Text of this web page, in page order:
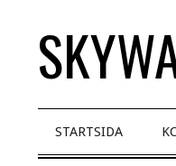
content
Primary
Navigation
STARTSIDA